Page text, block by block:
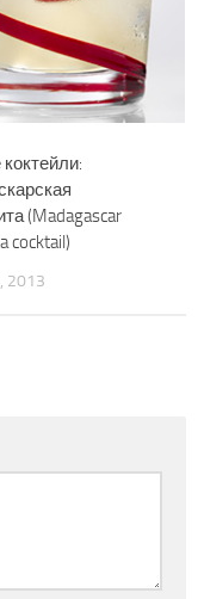
(Madagascar
cocktail)
2013